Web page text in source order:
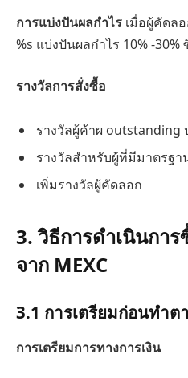
การแบ่งปันผลกำไร เมื่อผู้คัดล
%s แบ่งปันผลกำไร 10% -30%
รางวัลการสั่งซื้อ
รางวัลผู้ค้าผ outstanding
รางวัลสำหรับผู้ที่มีมาตรฐ
เพิ่มรางวัลผู้คัดลอก
3. วิธีการดำเนินกา
จาก MEXC
3.1 การเตรียมก่อนทำต
การเตรียมการทางการเงิน